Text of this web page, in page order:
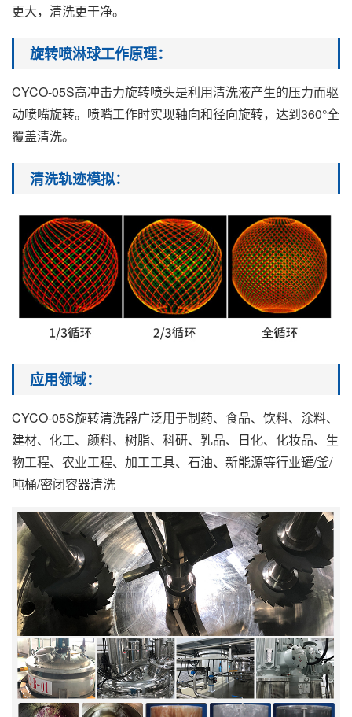
更大，清洗更干净。
旋转喷淋球工作原理：
CYCO-05S高冲击力旋转喷头是利用清洗液产生的压力而驱
动喷嘴旋转。喷嘴工作时实现轴向和径向旋转，达到360°全
覆盖清洗。
清洗轨迹模拟：
应用领域：
CYCO-05S旋转清洗器广泛用于制药、食品、饮料、涂料、
建材、化工、颜料、树脂、科研、乳品、日化、化妆品、生
物工程、农业工程、加工工具、石油、新能源等行业罐/釜/
吨桶/密闭容器清洗